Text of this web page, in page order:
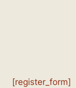
[register_form]